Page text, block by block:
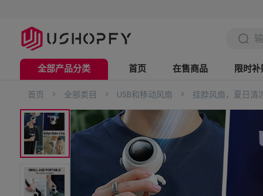
全部产品分类
电脑办公
美妆个护 时尚配饰
家用电器 五金工具
家具用品 日用家居
首页 在售商品 限时补
首页 > 全部类目 > USB和移动风扇 > 挂脖风扇，夏日清